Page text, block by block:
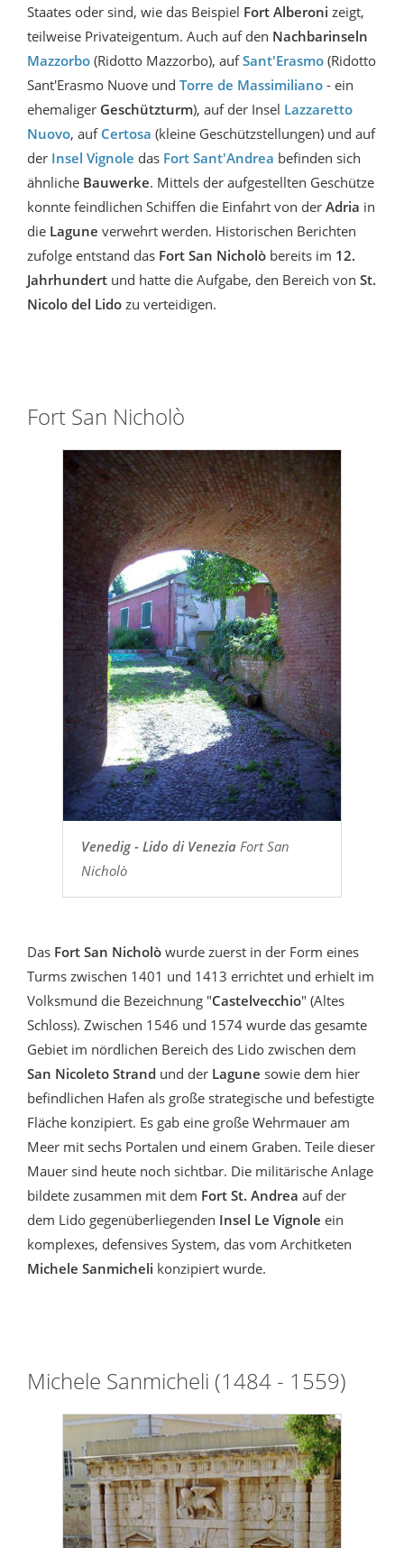
Staates oder sind, wie das Beispiel Fort Alberoni zeigt,
teilweise Privateigentum. Auch auf den Nachbarinseln
Mazzorbo (Ridotto Mazzorbo), aufSant'Erasmo (Ridotto
Sant'Erasmo Nuove und Torre de Massimiliano - ein
ehemaliger Geschützturm), auf der Insel Lazzaretto
Nuovo, auf Certosa (kleine Geschützstellungen) und auf
der Insel Vignole das Fort Sant'Andrea befinden sich
ähnliche Bauwerke. Mittels der aufgestellten Geschütze
konnte feindlichen Schiffen die Einfahrt von der Adria in
die Lagune verwehrt werden. Historischen Berichten
zufolge entstand das Fort San Nicholò bereits im 12.
Jahrhundert und hatte die Aufgabe, den Bereich von St.
Nicolo del Lido zu verteidigen.
Fort San Nicholò
Venedig - Lido di VeneziaFort San
Nicholò
Das Fort San Nicholò wurde zuerst in der Form eines
Turms zwischen 1401 und 1413 errichtet und erhielt im
Volksmund die Bezeichnung "Castelvecchio" (Altes
Schloss). Zwischen 1546 und 1574 wurde das gesamte
Gebiet im nördlichen Bereich des Lido zwischen dem
San Nicoleto Strand und der Lagune sowie dem hier
befindlichen Hafen als große strategische und befestigte
Fläche konzipiert. Es gab eine große Wehrmauer am
Meer mit sechs Portalen und einem Graben. Teile dieser
Mauer sind heute noch sichtbar. Die militärische Anlage
bildete zusammen mit dem Fort St. Andrea auf der
dem Lido gegenüberliegenden Insel Le Vignole ein
komplexes, defensives System, das vom Architketen
Michele Sanmicheli konzipiert wurde.
Michele Sanmicheli (1484 - 1559)